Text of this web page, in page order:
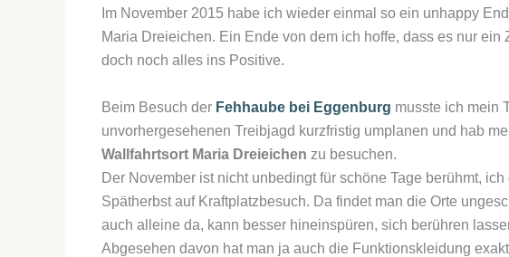
Im November 2015 habe ich wieder einmal so ein unhappy
Maria Dreieichen. Ein Ende von dem ich hoffe, dass es nur
doch noch alles ins Positive.
Beim Besuch der Fehhaube bei Eggenburg musste ich mein
unvorhergesehenen Treibjagd kurzfristig umplanen und hab
Wallfahrtsort Maria Dreieichen zu besuchen.
Der November ist nicht unbedingt für schöne Tage berühmt,
Spätherbst auf Kraftplatzbesuch. Da findet man die Orte
auch alleine da, kann besser hineinspüren, sich berühren
Abgesehen davon hat man ja auch die Funktionskleidung